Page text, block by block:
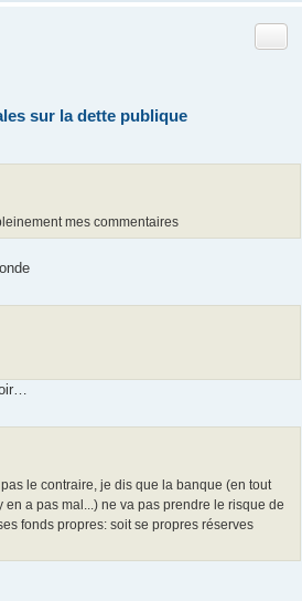
sur la dette publique
mes commentaires
le contraire, je dis que la banque (en tout
en a pas mal...) ne va pas prendre le risque de
fonds propres: soit se propres réserves